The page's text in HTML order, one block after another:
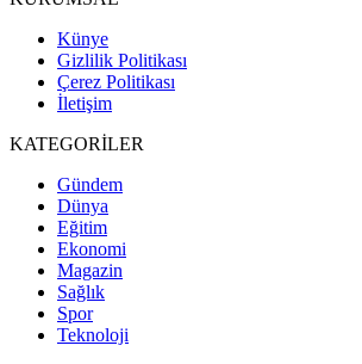
Künye
Gizlilik Politikası
Çerez Politikası
İletişim
KATEGORİLER
Gündem
Dünya
Eğitim
Ekonomi
Magazin
Sağlık
Spor
Teknoloji